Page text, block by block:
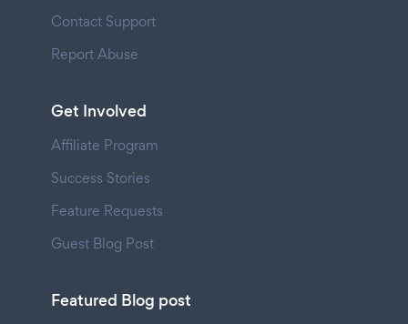
Contact Support
Report Abuse
Get Involved
Affiliate Program
Success Stories
Feature Requests
Guest Blog Post
Featured Blog post